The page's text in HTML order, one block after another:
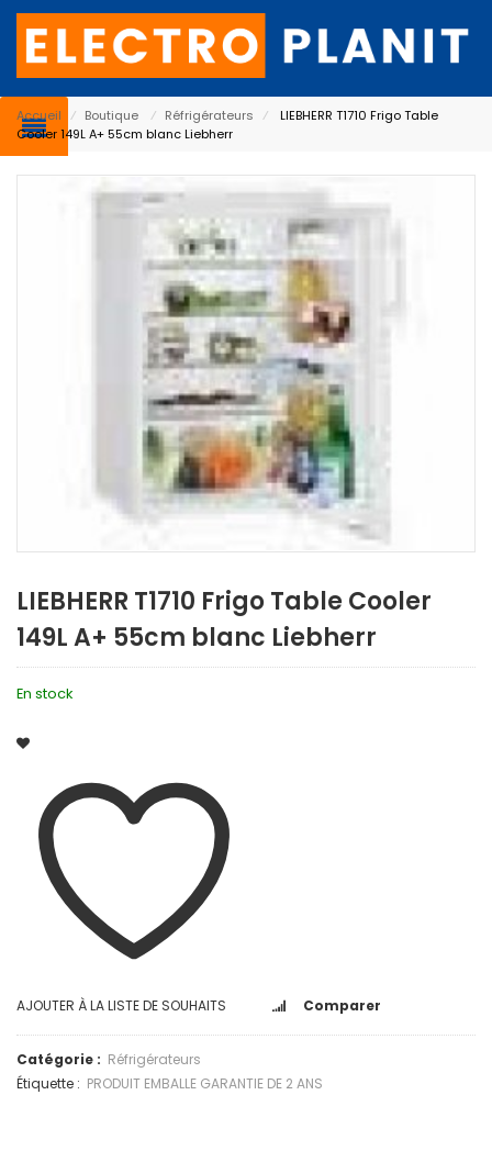
Accueil ⁄ Boutique ⁄ Réfrigérateurs ⁄
LIEBHERR T1710 Frigo Table
Cooler 149L A+ 55cm blanc Liebherr
LIEBHERR T1710 Frigo Table Cooler
149L A+ 55cm blanc Liebherr
En stock
AJOUTER À LA LISTE DE SOUHAITS Comparer
Catégorie : Réfrigérateurs
Étiquette : PRODUIT EMBALLE GARANTIE DE 2 ANS